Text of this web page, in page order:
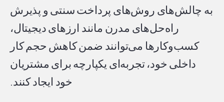
به چالش‌های روش‌های پرداخت سنتی و پذیرش
راه‌حل‌های مدرن مانند ارزهای دیجیتال،
کسب‌وکارها می‌توانند ضمن کاهش حجم کار
داخلی خود، تجربه‌ای یکپارچه برای مشتریان
خود ایجاد کنند.